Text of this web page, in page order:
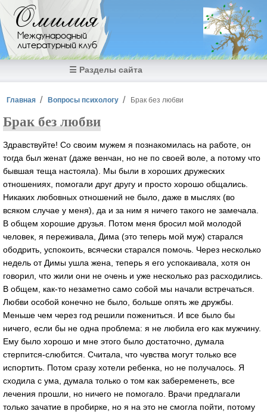
Перейти к основному содержанию
Омилия
Международный
литературный клуб
☰ Разделы сайта
Вы здесь
Главная Вопросы психологу Брак без любви
Брак без любви
Здравствуйте! Со своим мужем я познакомилась на работе, он
тогда был женат (даже венчан, но не по своей воле, а потому что
бывшая теща настояла). Мы были в хороших дружеских
отношениях, помогали друг другу и просто хорошо общались.
Никаких любовных отношений не было, даже в мыслях (во
всяком случае у меня), да и за ним я ничего такого не замечала.
В общем хорошие друзья. Потом меня бросил мой молодой
человек, я переживала, Дима (это теперь мой муж) старался
ободрить, успокоить, всячески старался помочь. Через несколько
недель от Димы ушла жена, теперь я его успокаивала, хотя он
говорил, что жили они не очень и уже несколько раз расходились.
В общем, как-то незаметно само собой мы начали встречаться.
Любви особой конечно не было, больше опять же дружбы.
Меньше чем через год решили пожениться. И все было бы
ничего, если бы не одна проблема: я не любила его как мужчину.
Ему было хорошо и мне этого было достаточно, думала
стерпится-слюбится. Считала, что чувства могут только все
испортить. Потом сразу хотели ребенка, но не получалось. Я
сходила с ума, думала только о том как забеременеть, все
лечения прошли, но ничего не помогало. Врачи предлагали
только зачатие в пробирке, но я на это не смогла пойти, потому